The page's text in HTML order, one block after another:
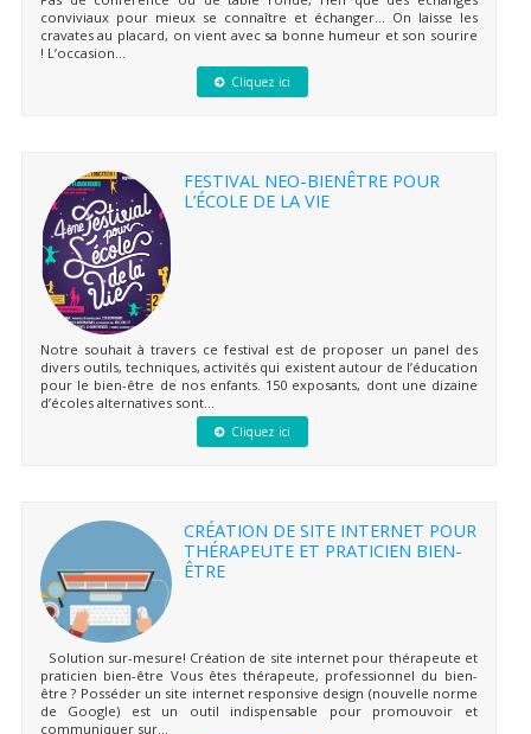
conviviaux pour mieux se connaître et échanger… On laisse les
cravates au placard, on vient avec sa bonne humeur et son sourire
! L’occasion...
Cliquez ici
FESTIVAL NEO-BIENÊTRE POUR
L’ÉCOLE DE LA VIE
Notre souhait à travers ce festival est de proposer un panel des
divers outils, techniques, activités qui existent autour de l’éducation
pour le bien-être de nos enfants. 150 exposants, dont une dizaine
d’écoles alternatives sont...
Cliquez ici
CRÉATION DE SITE INTERNET POUR
THÉRAPEUTE ET PRATICIEN BIEN-
ÊTRE
Solution sur-mesure! Création de site internet pour thérapeute et
praticien bien-être Vous êtes thérapeute, professionnel du bien-
être ? Posséder un site internet responsive design (nouvelle norme
de Google) est un outil indispensable pour promouvoir et
communiquer sur...